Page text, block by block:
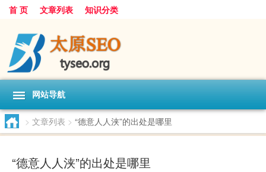
首 页 文章列表 知识分类
网站导航
> 文章列表 > “德意人人浃”的出处是哪里
“德意人人浃”的出处是哪里